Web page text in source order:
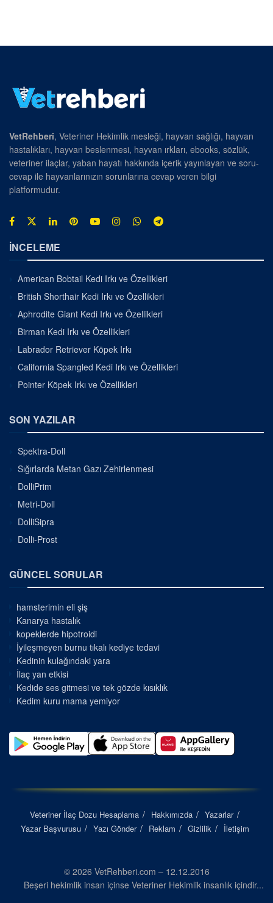
VetRehberi, Veteriner Hekimlik mesleği, hayvan sağlığı, hayvan
hastalıkları, hayvan beslenmesi, hayvan ırkları, ebooks, sözlük,
veteriner ilaçlar, yaban hayatı hakkında içerik yayınlayan ve soru-
cevap ile hayvanlarınızın sorunlarına cevap veren bilgi
platformudur.
İNCELEME
American Bobtail Kedi Irkı ve Özellikleri
British Shorthair Kedi Irkı ve Özellikleri
Aphrodite Giant Kedi Irkı ve Özellikleri
Birman Kedi Irkı ve Özellikleri
Labrador Retriever Köpek Irkı
California Spangled Kedi Irkı ve Özellikleri
Pointer Köpek Irkı ve Özellikleri
SON YAZILAR
Spektra-Doll
Sığırlarda Metan Gazı Zehirlenmesi
DolliPrim
Metri-Doll
DolliSipra
Dolli-Prost
GÜNCEL SORULAR
hamsterimin eli şiş
Kanarya hastalık
kopeklerde hipotroidi
İyileşmeyen burnu tıkalı kediye tedavi
Kedinin kulağındaki yara
İlaç yan etkisi
Kedide ses gitmesi ve tek gözde kısıklık
Kedim kuru mama yemiyor
Veteriner İlaç Dozu Hesaplama Hakkımızda
Yazarlar
Yazar Başvurusu
Yazı Gönder Reklam Gizlilik İletişim
© 2026 VetRehberi.com – 12.12.2016
Beşeri hekimlik insan içinse Veteriner Hekimlik insanlık içindir...